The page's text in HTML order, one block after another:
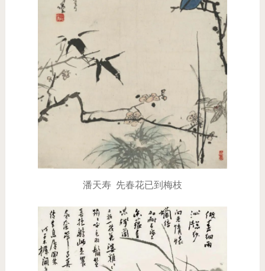
潘天寿 先春花已到梅枝